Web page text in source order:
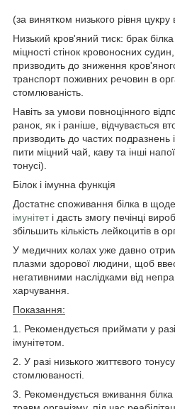
(за винятком низького рівня цукру
Низький кров'яний тиск: брак
міцності стінок кровоносних
призводить до зниження
транспорт поживних речовин в
стомлюваність.
Навіть за умови повноцінного
ранок, як і раніше, відчувається
призводить до частих подразнень
пити міцний чай, каву та інші
тонусі).
Білок і імунна функція
Достатнє споживання білка в
імунітеті дасть змогу печінці
збільшить кількість лейкоцитів в
У медичних колах уже давно
плазми здорової людини, щоб
негативними наслідками від
харчування.
Показання:
1. Рекомендується приймати у
імунітетом.
2. У разі низького життєвого
стомлюваності.
3. Рекомендується вживання білка